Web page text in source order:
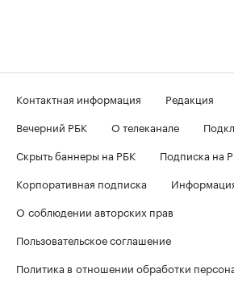
Контактная информация Редакция
Вечерний РБК
О телеканале
Скрыть баннеры на РБК
Подписка на
Корпоративная подписка
О соблюдении авторских прав
Пользовательское соглашение
Политика в отношении обработки